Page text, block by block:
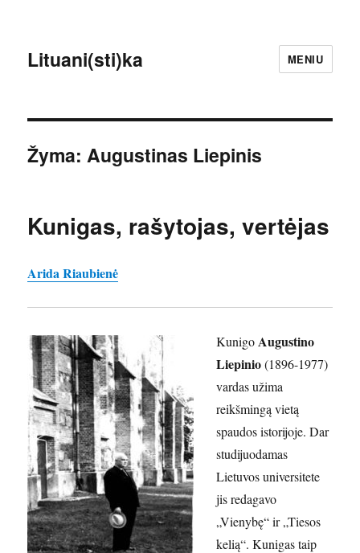
Lituani(sti)ka MENIU
Žyma:Augustinas Liepinis
Kunigas, rašytojas, vertėjas
Arida Riaubienė
Kunigo Augustino
Liepinio(1896-1977)
vardas užima
reikšmingą vietą
spaudos istorijoje. Dar
studijuodamas
Lietuvos universitete
jis redagavo
„Vienybę“ ir „Tiesos
kelią“. Kunigas taip